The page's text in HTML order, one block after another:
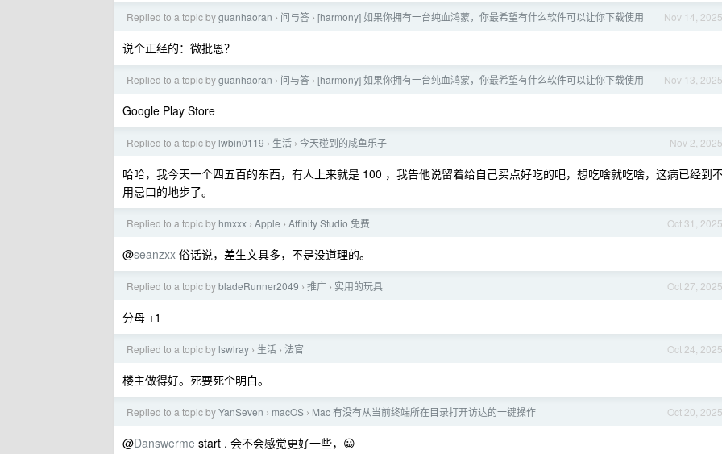
Nov 14, 2025
Replied to a topic byguanhaoran › 问与答 › [harmony] 如果你拥有一台纯血鸿蒙，你最希望有什么软件可以让你下载使用
说个正经的：微批恩？
Nov 13, 2025
Replied to a topic byguanhaoran › 问与答 › [harmony] 如果你拥有一台纯血鸿蒙，你最希望有什么软件可以让你下载使用
Google Play Store
Nov 2, 2025
Replied to a topic by lwbin0119 › 生活 › 今天碰到的咸鱼乐子
哈哈，我今天一个四五百的东西，有人上来就是 100 ，我告他说留着给自己买点好吃的吧，想吃啥就吃啥，这病已经到
用忌口的地步了。
Oct 31, 2025
Replied to a topic by hmxxx › Apple › Affinity Studio 免费
@seanzxx 俗话说，差生文具多，不是没道理的。
Oct 27, 2025
Replied to a topic bybladeRunner2049 › 推广 › 实用的玩具
分母 +1
Oct 24, 2025
Replied to a topic by lswlray › 生活 › 法官
楼主做得好。死要死个明白。
Oct 20, 2025
Replied to a topic byYanSeven › macOS › Mac 有没有从当前终端所在目录打开访达的一键操作
@Danswerme start . 会不会感觉更好一些，😀